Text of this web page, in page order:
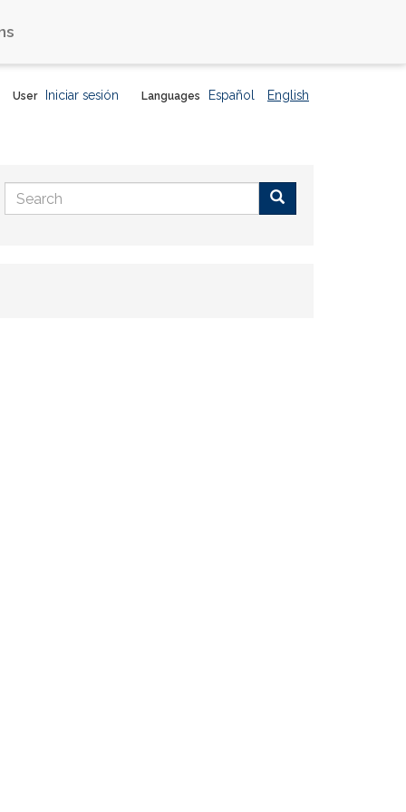
Languages Español English
User Iniciar sesión
Search
form